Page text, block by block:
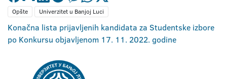
Opšte Univerzitet u Banjoj Luci
Konačna lista prijavljenih kandidata za Studentske izbore
po Konkursu objavljenom 17. 11. 2022. godine